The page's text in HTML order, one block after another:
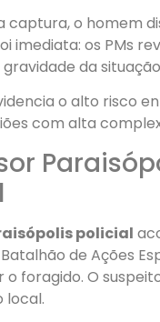
captura, o homem
imediata: os PMs
da
o alto risco
com alta
policial
de Ações
foragido. O
local.